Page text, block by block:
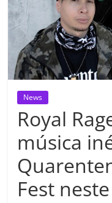
News
Royal
música
Fest